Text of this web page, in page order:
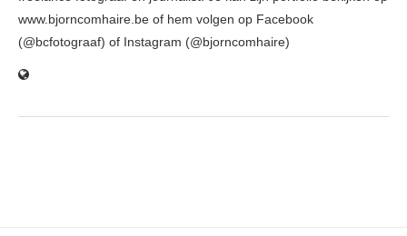
www.bjorncomhaire.be of hem volgen op Facebook
(@bcfotograaf) of Instagram (@bjorncomhaire)